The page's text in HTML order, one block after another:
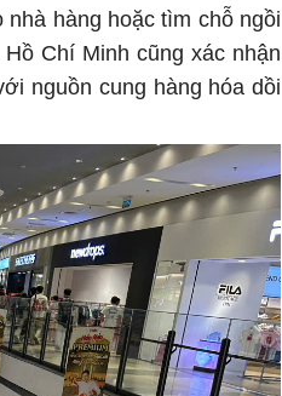
hàng hoặc tìm chỗ ngồi
Chí Minh cũng xác nhận
nguồn cung hàng hóa dồi